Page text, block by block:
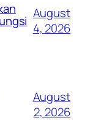
August
4, 2026
August
2, 2026